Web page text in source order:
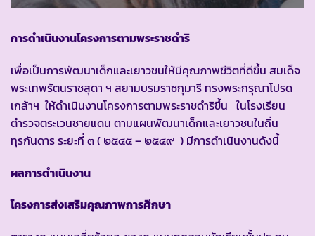
การดำเนินงานโครงการตามพระราชดำริ
เพื่อเป็นการพัฒนาเด็กและเยาวชนให้มีคุณภาพชีวิตที่ดีขึ้น สมเด็จ
พระเทพรัตนราชสุดา ฯ สยามบรมราชกุมารี ทรงพระกรุณาโปรด
เกล้าฯ ให้ดำเนินงานโครงการตามพระราชดำริขึ้น ในโรงเรียน
ตำรวจตระเวนชายแดน ตามแผนพัฒนาเด็กและเยาวชนในถิ่น
ทุรกันดาร ระยะที่ ๓ ( ๒๕๔๕ – ๒๕๔๙ ) มีการดำเนินงานดังนี้
ผลการดำเนินงาน
โครงการส่งเสริมคุณภาพการศึกษา